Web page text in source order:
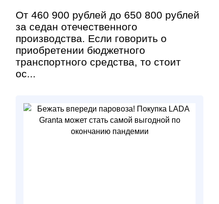
От 460 900 рублей до 650 800 рублей
за седан отечественного
производства. Если говорить о
приобретении бюджетного
транспортного средства, то стоит
ос...